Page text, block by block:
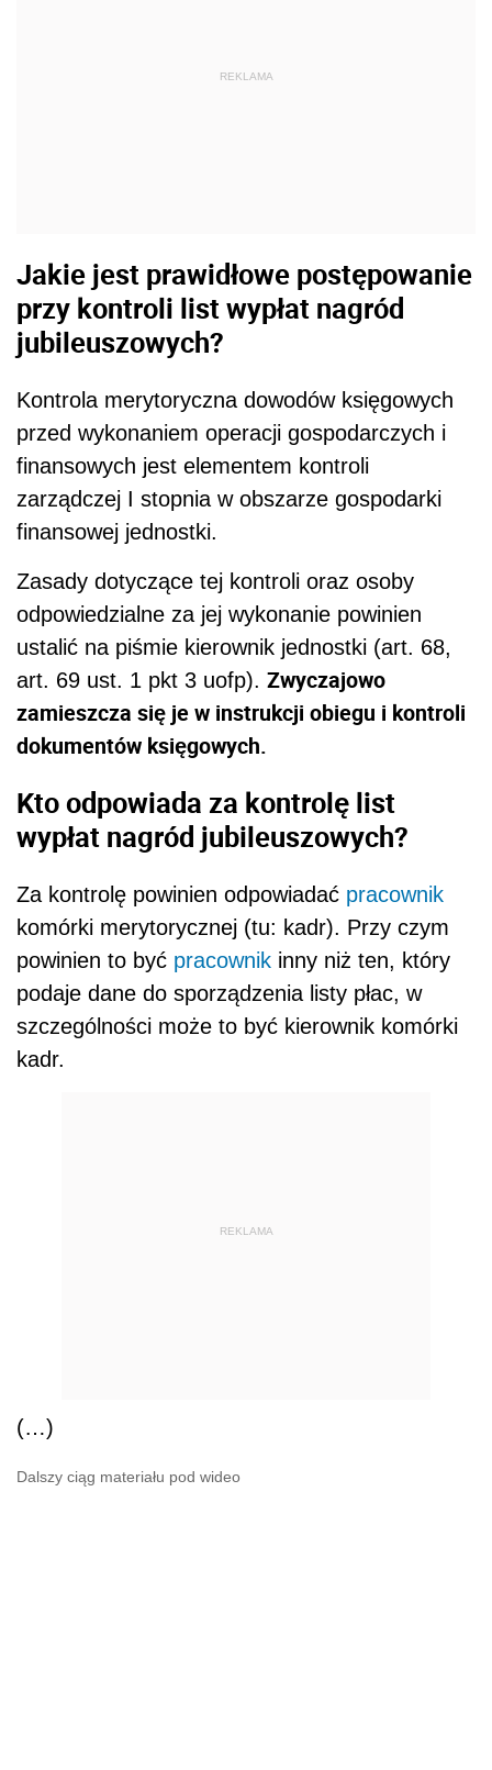
REKLAMA
Jakie jest prawidłowe postępowanie
przy kontroli listwypłat nagród
jubileuszowych?
Kontrola merytoryczna dowodów księgowych
przed wykonaniem operacji gospodarczych i
finansowych jest elementem kontroli
zarządczej I stopnia w obszarze gospodarki
finansowej jednostki.
Zasady dotyczące tej kontroli oraz osoby
odpowiedzialne za jej wykonanie powinien
ustalić na piśmie kierownik jednostki (art. 68,
art. 69 ust. 1 pkt 3 uofp). Zwyczajowo
zamieszcza się je w instrukcji obiegu i kontroli
dokumentów księgowych.
Kto odpowiada za kontrolę list
wypłat nagród jubileuszowych?
Za kontrolę powinien odpowiadać pracownik
komórki merytorycznej (tu: kadr). Przy czym
powinien to być pracownik inny niż ten, który
podaje dane do sporządzenia listy płac, w
szczególności może to być kierownik komórki
kadr.
REKLAMA
(…)
Dalszy ciąg materiału pod wideo